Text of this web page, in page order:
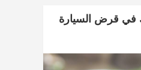
في قرض السيارة